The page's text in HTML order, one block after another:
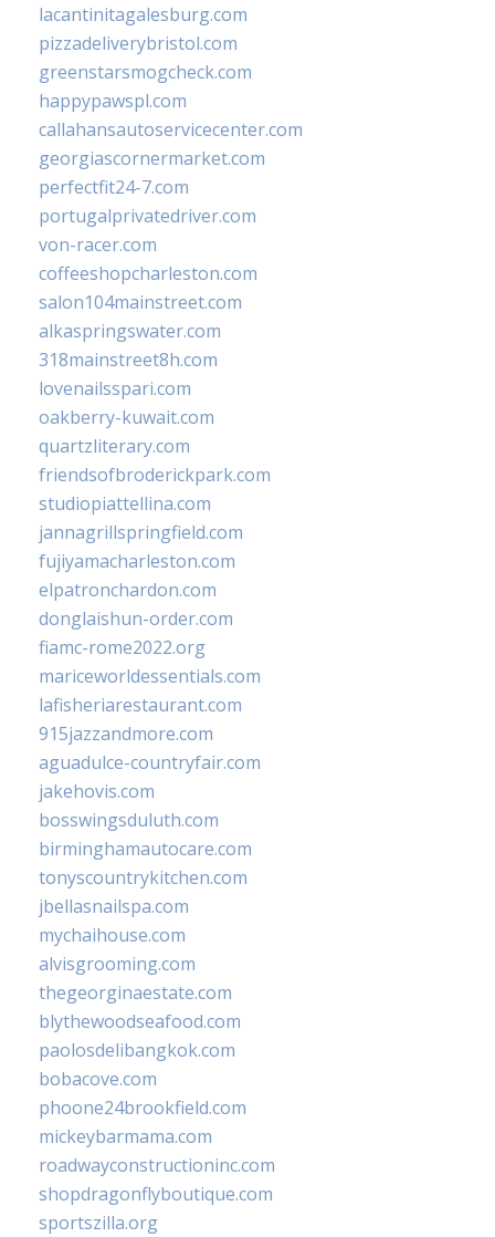
lacantinitagalesburg.com
pizzadeliverybristol.com
greenstarsmogcheck.com
happypawspl.com
callahansautoservicecenter.com
georgiascornermarket.com
perfectfit24-7.com
portugalprivatedriver.com
von-racer.com
coffeeshopcharleston.com
salon104mainstreet.com
alkaspringswater.com
318mainstreet8h.com
lovenailsspari.com
oakberry-kuwait.com
quartzliterary.com
friendsofbroderickpark.com
studiopiattellina.com
jannagrillspringfield.com
fujiyamacharleston.com
elpatronchardon.com
donglaishun-order.com
fiamc-rome2022.org
mariceworldessentials.com
lafisheriarestaurant.com
915jazzandmore.com
aguadulce-countryfair.com
jakehovis.com
bosswingsduluth.com
birminghamautocare.com
tonyscountrykitchen.com
jbellasnailspa.com
mychaihouse.com
alvisgrooming.com
thegeorginaestate.com
blythewoodseafood.com
paolosdelibangkok.com
bobacove.com
phoone24brookfield.com
mickeybarmama.com
roadwayconstructioninc.com
shopdragonflyboutique.com
sportszilla.org